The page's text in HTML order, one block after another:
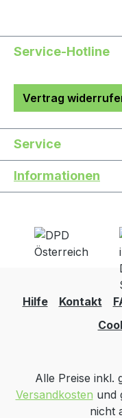
Service-Hotline
Vertrag
Service
Informationen
Hilfe Kontakt
Alle Preise inkl.
Versandkosten und
nicht